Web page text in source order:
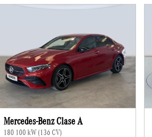
Mercedes-Benz Clase A
180 100 kW (136 CV)